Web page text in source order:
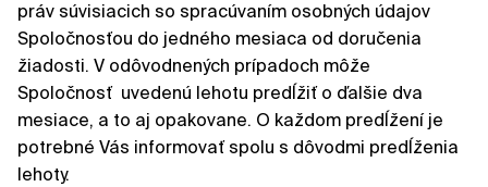
práv súvisiacich so spracúvaním osobných údajov
Spoločnosťou do jedného mesiaca od doručenia
žiadosti. V odôvodnených prípadoch môže
Spoločnosť uvedenú lehotu predĺžiť o ďalšie dva
mesiace, a to aj opakovane. O každom predĺžení je
potrebné Vás informovať spolu s dôvodmi predĺženia
lehoty.